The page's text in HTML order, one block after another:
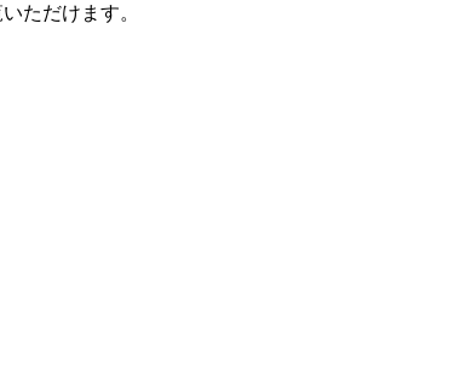
ただけます。